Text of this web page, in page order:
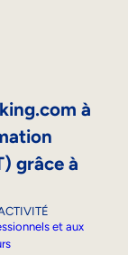
à
grâce à
et aux